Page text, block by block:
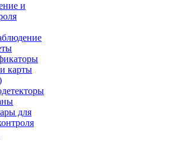
и
карты
для